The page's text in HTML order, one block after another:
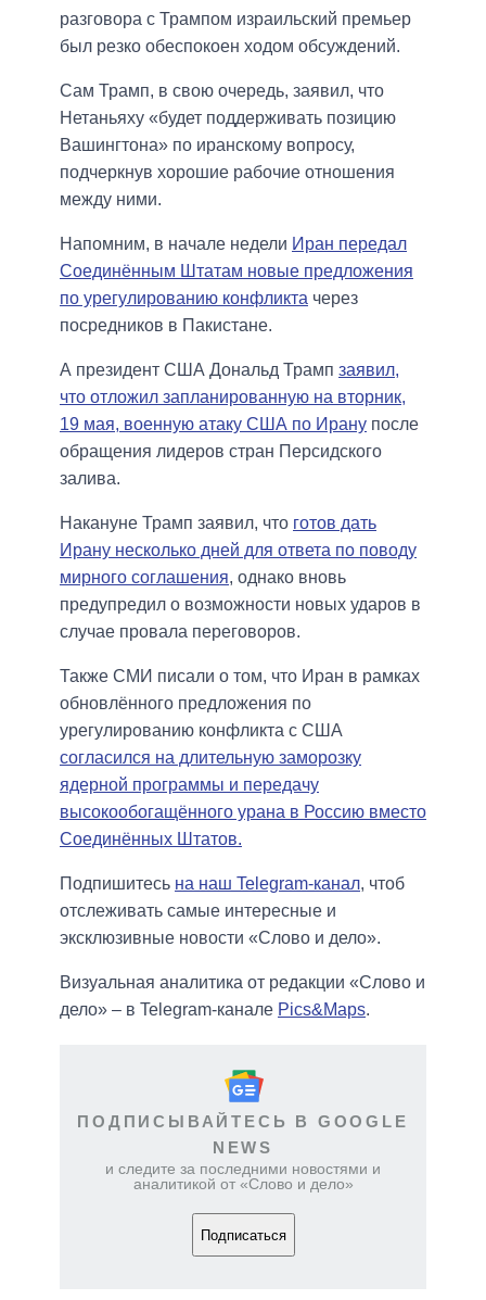
разговора с Трампом израильский премьер
был резко обеспокоен ходом обсуждений.
Сам Трамп, в свою очередь, заявил, что
Нетаньяху «будет поддерживать позицию
Вашингтона» по иранскому вопросу,
подчеркнув хорошие рабочие отношения
между ними.
Напомним, в начале недели Иран передал
Соединённым Штатам новые предложения
по урегулированию конфликта через
посредников в Пакистане.
А президент США Дональд Трамп заявил,
что отложил запланированную на вторник,
19 мая, военную атаку США по Ирану после
обращения лидеров стран Персидского
залива.
Накануне Трамп заявил, что готов дать
Ирану несколько дней для ответа по поводу
мирного соглашения, однако вновь
предупредил о возможности новых ударов в
случае провала переговоров.
Также СМИ писали о том, что Иран в рамках
обновлённого предложения по
урегулированию конфликта с США
согласился на длительную заморозку
ядерной программы и передачу
высокообогащённого урана в Россию вместо
Соединённых Штатов.
Подпишитесь на наш Telegram-канал, чтоб
отслеживать самые интересные и
эксклюзивные новости «Слово и дело».
Визуальная аналитика от редакции «Слово и
дело» – в Telegram-канале Pics&Maps.
ПОДПИСЫВАЙТЕСЬ В GOOGLE
NEWS
и следите за последними новостями и
аналитикой от «Слово и дело»
Подписаться